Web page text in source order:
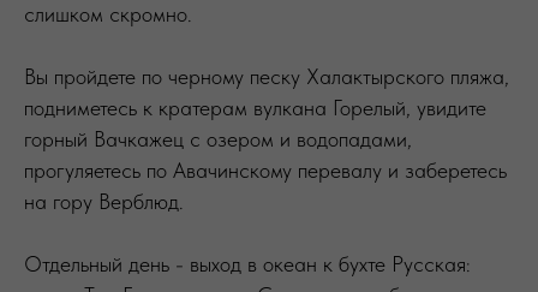
слишком скромно.
Вы пройдете по черному песку Халактырского пляжа,
подниметесь к кратерам вулкана Горелый, увидите
горный Вачкажец с озером и водопадами,
прогуляетесь по Авачинскому перевалу и заберетесь
на гору Верблюд.
Отдельный день - выход в океан к бухте Русская: